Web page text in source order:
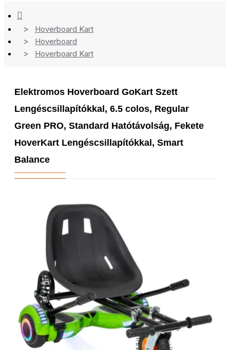
Hoverboard Kart
Hoverboard
Hoverboard Kart
Elektromos Hoverboard GoKart Szett
Lengéscsillapítókkal, 6.5 colos, Regular
Green PRO, Standard Hatótávolság, Fekete
HoverKart Lengéscsillapítókkal, Smart
Balance